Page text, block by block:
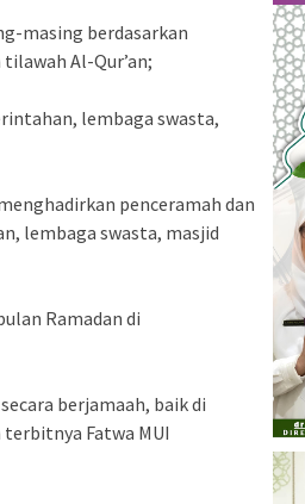
masing berdasarkan
Al-Qur’an;
lembaga swasta,
penceramah dan
lembaga swasta, masjid
Ramadan di
berjamaah, baik di
Fatwa MUI